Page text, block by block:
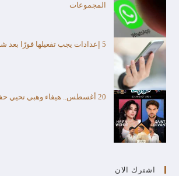
المجموعات
5 إعدادات يجب تفعيلها فورًا بعد شراء آيفون جديد
20 أغسطس.. هيفاء وهبي تحيي حفلا غنائيا في السعودية
اشترك الان